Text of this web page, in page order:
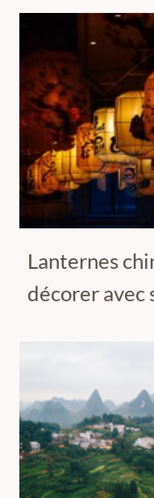
Lanternes
décorer avec